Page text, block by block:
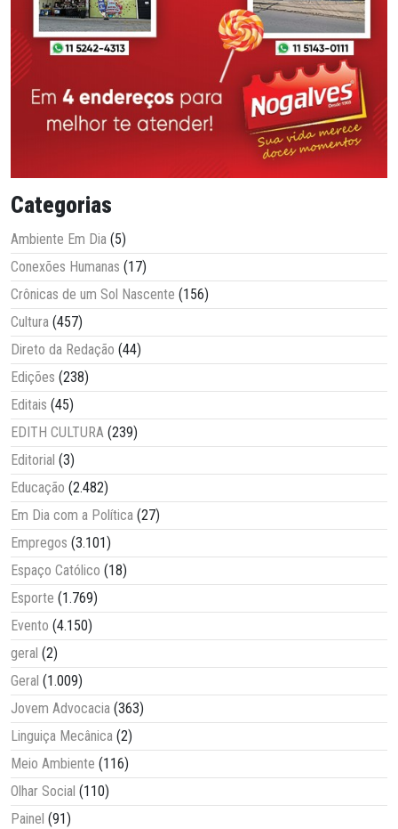
Categorias
Ambiente Em Dia (5)
Conexões Humanas (17)
Crônicas de um Sol Nascente (156)
Cultura (457)
Direto da Redação (44)
Edições (238)
Editais (45)
EDITH CULTURA (239)
Editorial (3)
Educação (2.482)
Em Dia com a Política (27)
Empregos (3.101)
Espaço Católico (18)
Esporte (1.769)
Evento (4.150)
geral (2)
Geral (1.009)
Jovem Advocacia (363)
Linguiça Mecânica (2)
Meio Ambiente (116)
Olhar Social (110)
Painel (91)